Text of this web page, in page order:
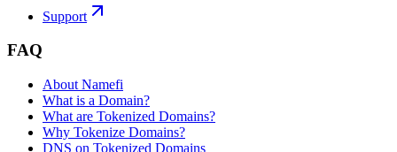
Support
FAQ
About Namefi
What is a Domain?
What are Tokenized Domains?
Why Tokenize Domains?
DNS on Tokenized Domains